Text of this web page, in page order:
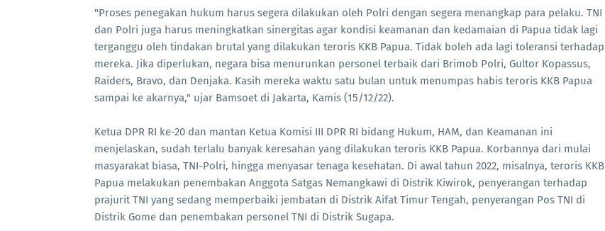
"Proses penegakan hukum harus segera dilakukan oleh Polri dengan segera menangkap para pelaku. TNI
dan Polri juga harus meningkatkan sinergitas agar kondisi keamanan dan kedamaian di Papua tidak lagi
terganggu oleh tindakan brutal yang dilakukan teroris KKB Papua. Tidak boleh ada lagi toleransi terhadap
mereka. Jika diperlukan, negara bisa menurunkan personel terbaik dari Brimob Polri, Gultor Kopassus,
Raiders, Bravo, dan Denjaka. Kasih mereka waktu satu bulan untuk menumpas habis teroris KKB Papua
sampai ke akarnya," ujar Bamsoet di Jakarta, Kamis (15/12/22).
Ketua DPR RI ke-20 dan mantan Ketua Komisi III DPR RI bidang Hukum, HAM, dan Keamanan ini
menjelaskan, sudah terlalu banyak keresahan yang dilakukan teroris KKB Papua. Korbannya dari mulai
masyarakat biasa, TNI-Polri, hingga menyasar tenaga kesehatan. Di awal tahun 2022, misalnya, teroris KKB
Papua melakukan penembakan Anggota Satgas Nemangkawi di Distrik Kiwirok, penyerangan terhadap
prajurit TNI yang sedang memperbaiki jembatan di Distrik Aifat Timur Tengah, penyerangan Pos TNI di
Distrik Gome dan penembakan personel TNI di Distrik Sugapa.